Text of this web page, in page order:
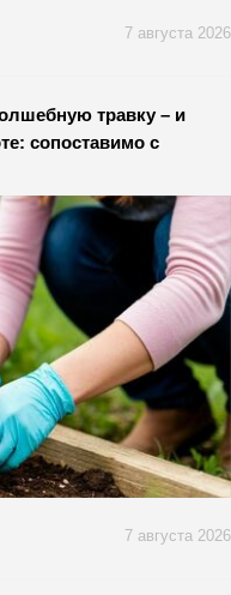
7 августа 2026
травку – и
сопоставимо с
7 августа 2026